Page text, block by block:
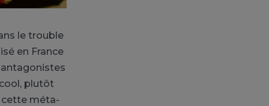
le trouble
en France
antagonistes
plutôt
cette méta-